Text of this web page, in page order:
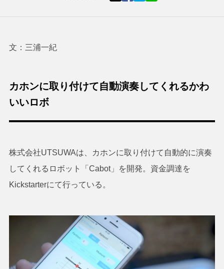
文：三浦一紀
カホンに取り付けて自動演奏してくれるかわ
いいロボ
株式会社UTSUWAは、カホンに取り付けて自動的に演奏
してくれるロボット「Cabot」を開発。資金調達を
Kickstarterにて行っている。